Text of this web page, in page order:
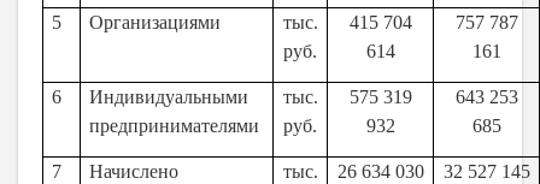
5 Организациями
тыс.
руб.
415 704
614
757 787
161
6
Индивидуальными
предпринимателями
тыс.
руб.
575 319
932
643 253
685
7
Начислено
тыс.
26 634 030
32 527 145